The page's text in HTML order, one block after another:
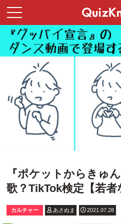
『ポケットからきゅ
歌？TikTok検定【若者
カルチャー あさぬま 2021.07.28